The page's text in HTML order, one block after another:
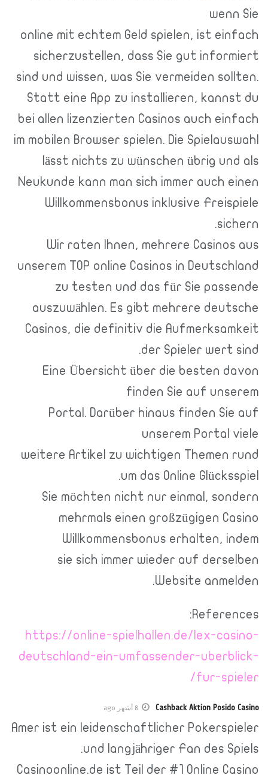
wenn Sie
online mit echtem Geld spielen, ist einfach
sicherzustellen, dass Sie gut informiert
sind und wissen, was Sie vermeiden sollten.
Statt eine App zu installieren, kannst du
bei allen lizenzierten Casinos auch einfach
im mobilen Browser spielen. Die Spielauswahl
lässt nichts zu wünschen übrig und als
Neukunde kann man sich immer auch einen
Willkommensbonus inklusive Freispiele
sichern.
Wir raten Ihnen, mehrere Casinos aus
unserem TOP online Casinos in Deutschland
zu testen und das für Sie passende
auszuwählen. Es gibt mehrere deutsche
Casinos, die definitiv die Aufmerksamkeit
der Spieler wert sind.
Eine Übersicht über die besten davon
finden Sie auf unserem
Portal. Darüber hinaus finden Sie auf
unserem Portal viele
weitere Artikel zu wichtigen Themen rund
um das Online Glücksspiel.
Sie möchten nicht nur einmal, sondern
mehrmals einen großzügigen Casino
Willkommensbonus erhalten, indem
sie sich immer wieder auf derselben
Website anmelden.
References:
https://online-spielhallen.de/lex-casino-
deutschland-ein-umfassender-uberblick-
fur-spieler/
Cashback Aktion Posido Casino 8 أشهر ago
Amer ist ein leidenschaftlicher Pokerspieler
und langjähriger Fan des Spiels.
Casinoonline.de ist Teil der #1 Online Casino